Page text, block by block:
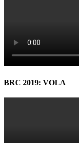
BRC 2019: VOLA